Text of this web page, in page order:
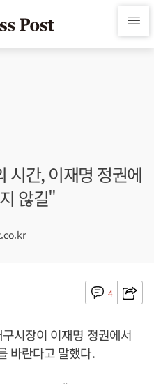
시간, 이재명 정권에
않길"
4
시장이 이재명 정권에서
바란다고 말했다.